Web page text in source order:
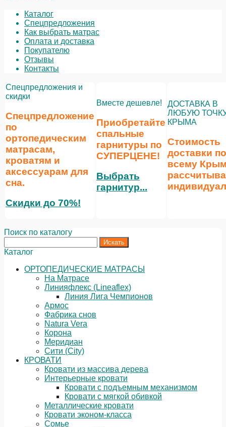
Каталог
Спецпредложения
Как выбрать матрас
Оплата и доставка
Покупателю
Отзывы
Контакты
Спецпредложения и
скидки
Спецпредложение
по
ортопедическим
матрасам,
кроватям и
аксессуарам для
сна.
Скидки до 70%!
Вместе дешевле!
Приобретайте
спальные
гарнитуры по
СУПЕРЦЕНЕ!
Выбрать
гарнитур...
ДОСТАВКА В
ЛЮБУЮ
КРЫМА
Стоимость
доставки по
всему
Поиск по каталогу
Каталог
ОРТОПЕДИЧЕСКИЕ МАТРАСЫ
На Матрасе
Линияфлекс (Lineaflex)
Линия Лига Чемпионов
Армос
Фабрика снов
Natura Vera
Корона
Меридиан
Сити (City)
КРОВАТИ
Кровати из массива дерева
Интерьерные кровати
Кровати с подъемным механизмом
Кровати с мягкой обивкой
Металлические кровати
Кровати эконом-класса
Сомье